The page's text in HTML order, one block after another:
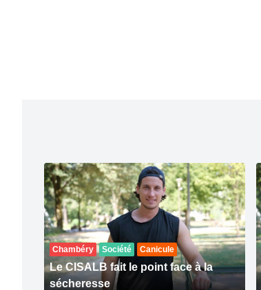
Chambéry Société Canicule
Le CISALB fait le point face à la
sécheresse